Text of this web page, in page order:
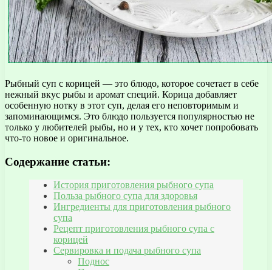
Рыбный суп с корицей — это блюдо, которое сочетает в себе
нежный вкус рыбы и аромат специй. Корица добавляет
особенную нотку в этот суп, делая его неповторимым и
запоминающимся. Это блюдо пользуется популярностью не
только у любителей рыбы, но и у тех, кто хочет попробовать
что-то новое и оригинальное.
Содержание статьи:
История приготовления рыбного супа
Польза рыбного супа для здоровья
Ингредиенты для приготовления рыбного
супа
Рецепт приготовления рыбного супа с
корицей
Сервировка и подача рыбного супа
Поднос